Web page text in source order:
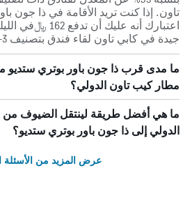
تاون. إذا كنت تريد الأقامة في ذا جون
اعتبارك أنه عليك
جيدة في كابي تاون لقاء فندق بتصنيف 3-نجوم.
ما مدى قرب ذا جون باور بوتري ستديو
مطار كيب تاون الدولي؟
ما هي أفضل طريقة لينتقل الضيوف
الدولي إلى ذا جون باور بوتري ستديو؟
عرض المزيد من الأسئلة